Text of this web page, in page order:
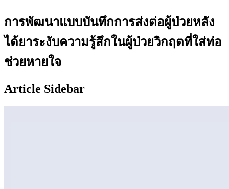
การพัฒนาแบบบันทึกการส่งต่อผู้ป่วยหลัง
ได้ยาระงับความรู้สึกในผู้ป่วยวิกฤตที่ใส่ท่อ
ช่วยหายใจ
Article Sidebar